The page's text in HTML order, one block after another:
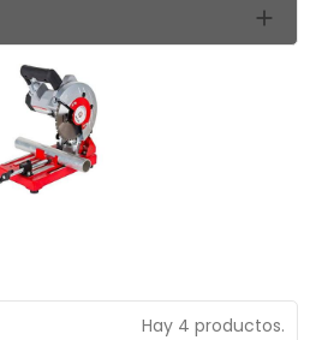

Hay 4 productos.